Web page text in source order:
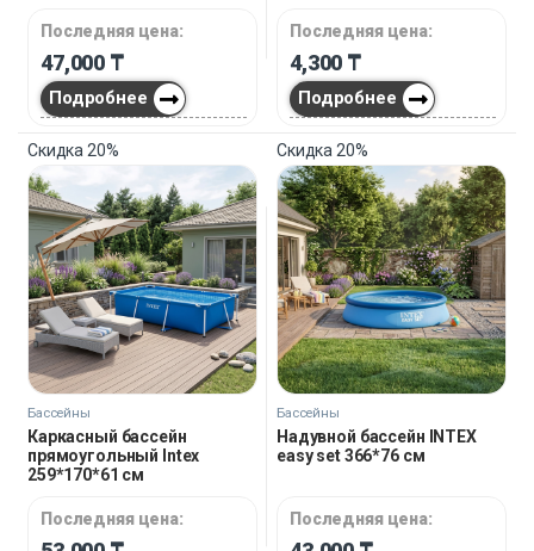
Последняя цена:
47,000 ₸
Подробнее
Последняя цена:
4,300 ₸
Подробнее
Скидка 20%
Бассейны
Каркасный бассейн
прямоугольный Intex
259*170*61 см
Последняя цена:
Скидка 20%
Бассейны
Надувной бассейн INTEX
easy set 366*76 см
Последняя цена: